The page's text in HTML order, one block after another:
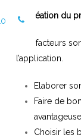
La création du
Ces facteurs
l’application.
Elaborer
Faire de
Choisir les